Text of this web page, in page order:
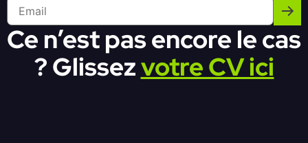
Ce n’est pas encore le cas
? Glissezvotre CV ici